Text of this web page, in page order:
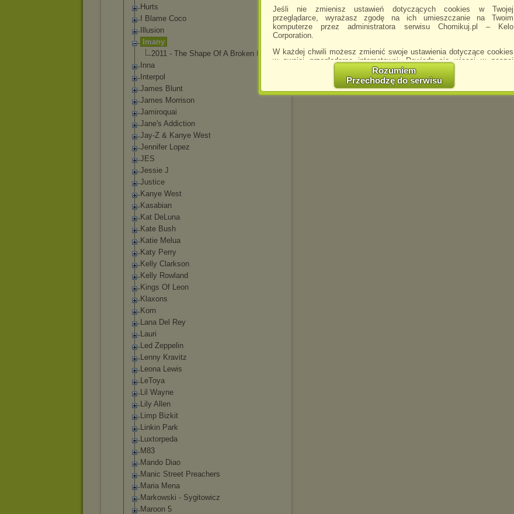
Jeśli nie zmienisz ustawień dotyczących cookies w Twojej
przeglądarce, wyrażasz zgodę na ich umieszczanie na Twoim
komputerze przez administratora serwisu Chomikuj.pl – Kelo
Corporation.
W każdej chwili możesz zmienić swoje ustawienia dotyczące cookies
w swojej przeglądarce internetowej. Dowiedz się więcej w naszej
http://chomikuj.pl/PolitykaPrywatnosci.aspx
Jednocześnie informujemy że zmiana ustawień przeglądarki może
spowodować ograniczenie korzystania ze strony Chomikuj.pl.
Rozumiem
Przechodzę do serwisu
Hurts
I Blame Coco
Illusion
Imany
2011 - The Shape Of A Broken Heart
Inna
Interpol
James Blunt
James Morrison
Jamiroquai
Jane's Addiction
Jay-Z & Kanye West
Jennifer Lopez
JES
Jessie J
Justice
Kanye West
Kasabian
Kat DeLuna
Kate Bush
Katie Melua
Katy Perry
Kelly Clarkson
Kelly Rowland
Kings Of Leon
Klaxons
Korn
Lana Del Rey
Lauri
Led Zeppelin
Lenny Kravitz
Leona Lewis
LeToya
Lil Wayne
Lily Allen
Limp Bizkit
Linkin Park
Luxtorpeda
M83
Mando Diao
Manic Street Preachers
Maria Mena
Markowski - Sygitowicz
Maroon 5